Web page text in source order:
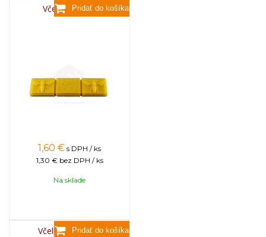
Včelí vosk,80g
1,60 € s DPH / ks
1,30 € bez DPH / ks
Na sklade
Včelí vosk, 3,5kg